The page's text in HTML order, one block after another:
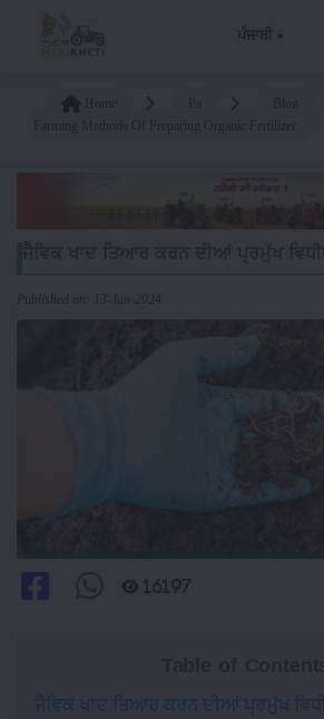
ਪੰਜਾਬੀ
Published on: 13-Jun-2024
16197
ਜੈਵਿਕ ਖਾਦ ਤਿਆਰ ਕਰਨ ਦੀਆਂ ਪ੍ਰਮੁੱਖ